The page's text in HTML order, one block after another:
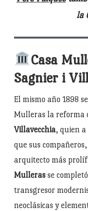
la
Casa
Sagnier i
El mismo año 1898
Mulleras la reforma
Villavecchia, quien a
que sus
arquitecto más
Mulleras se
transgresor
neoclásicas y